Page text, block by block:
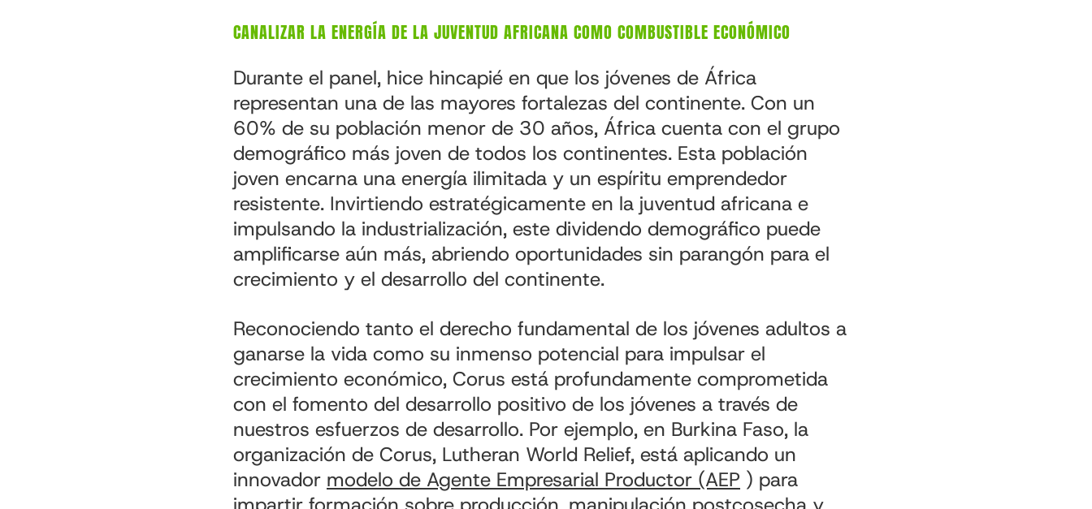
CANALIZAR LA ENERGÍA DE LA JUVENTUD AFRICANA COMO COMBUSTIBLE ECONÓMICO
Durante el panel, hice hincapié en que los jóvenes de África
representan una de las mayores fortalezas del continente. Con un
60% de su población menor de 30 años, África cuenta con el grupo
demográfico más joven de todos los continentes. Esta población
joven encarna una energía ilimitada y un espíritu emprendedor
resistente. Invirtiendo estratégicamente en la juventud africana e
impulsando la industrialización, este dividendo demográfico puede
amplificarse aún más, abriendo oportunidades sin parangón para el
crecimiento y el desarrollo del continente.
Reconociendo tanto el derecho fundamental de los jóvenes adultos a
ganarse la vida como su inmenso potencial para impulsar el
crecimiento económico, Corus está profundamente comprometida
con el fomento del desarrollo positivo de los jóvenes a través de
nuestros esfuerzos de desarrollo. Por ejemplo, en Burkina Faso, la
organización de Corus, Lutheran World Relief, está aplicando un
innovador modelo de Agente Empresarial Productor (AEP ) para